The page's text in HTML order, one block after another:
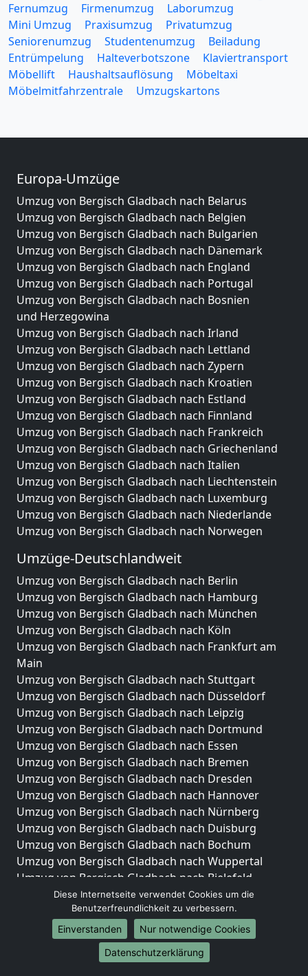
Fernumzug
Firmenumzug
Laborumzug
Mini Umzug
Praxisumzug
Privatumzug
Seniorenumzug
Studentenumzug
Beiladung
Entrümpelung
Halteverbotszone
Klaviertransport
Möbellift
Haushaltsauflösung
Möbeltaxi
Möbelmitfahrzentrale
Umzugskartons
Europa-Umzüge
Umzug von Bergisch Gladbach nach Belarus
Umzug von Bergisch Gladbach nach Belgien
Umzug von Bergisch Gladbach nach Bulgarien
Umzug von Bergisch Gladbach nach Dänemark
Umzug von Bergisch Gladbach nach England
Umzug von Bergisch Gladbach nach Portugal
Umzug von Bergisch Gladbach nach Bosnien
und Herzegowina
Umzug von Bergisch Gladbach nach Irland
Umzug von Bergisch Gladbach nach Lettland
Umzug von Bergisch Gladbach nach Zypern
Umzug von Bergisch Gladbach nach Kroatien
Umzug von Bergisch Gladbach nach Estland
Umzug von Bergisch Gladbach nach Finnland
Umzug von Bergisch Gladbach nach Frankreich
Umzug von Bergisch Gladbach nach Griechenland
Umzug von Bergisch Gladbach nach Italien
Umzug von Bergisch Gladbach nach Liechtenstein
Umzug von Bergisch Gladbach nach Luxemburg
Umzug von Bergisch Gladbach nach Niederlande
Umzug von Bergisch Gladbach nach Norwegen
Umzüge-Deutschlandweit
Umzug von Bergisch Gladbach nach Berlin
Umzug von Bergisch Gladbach nach Hamburg
Umzug von Bergisch Gladbach nach München
Umzug von Bergisch Gladbach nach Köln
Umzug von Bergisch Gladbach nach Frankfurt am
Main
Umzug von Bergisch Gladbach nach Stuttgart
Umzug von Bergisch Gladbach nach Düsseldorf
Umzug von Bergisch Gladbach nach Leipzig
Umzug von Bergisch Gladbach nach Dortmund
Umzug von Bergisch Gladbach nach Essen
Umzug von Bergisch Gladbach nach Bremen
Umzug von Bergisch Gladbach nach Dresden
Umzug von Bergisch Gladbach nach Hannover
Umzug von Bergisch Gladbach nach Nürnberg
Umzug von Bergisch Gladbach nach Duisburg
Umzug von Bergisch Gladbach nach Bochum
Umzug von Bergisch Gladbach nach Wuppertal
Umzug von Bergisch Gladbach nach Bielefeld
Umzug von Bergisch Gladbach nach Bonn
Umzug von Bergisch Gladbach nach Münster
Internationale-Umzüge
Umzug von Bergisch Gladbach nach Brasilien
Diese Internetseite verwendet Cookies um die
Benutzerfreundlichkeit zu verbessern.
Einverstanden
Nur notwendige Cookies
Datenschutzerklärung